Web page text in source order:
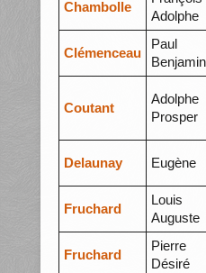
Chambolle
Adolphe
Clémenceau
Paul
Benjamin
Coutant
Adolphe
Prosper
Delaunay Eugène
Fruchard
Louis
Auguste
Fruchard
Pierre
Désiré